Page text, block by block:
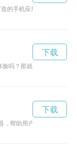
的手机应用程序，能够
吗？那就赶快下载蓝帆
下载
，帮助用户提升网络速度
下载